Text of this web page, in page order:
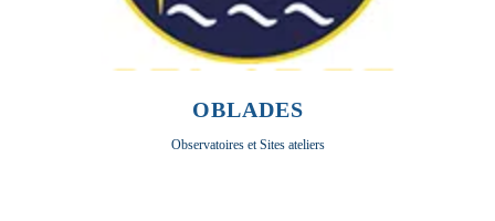
OBLADES
Observatoires et Sites ateliers